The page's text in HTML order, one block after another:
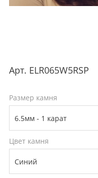
Арт. ELR065W5RSP
Размер камня
Цвет камня